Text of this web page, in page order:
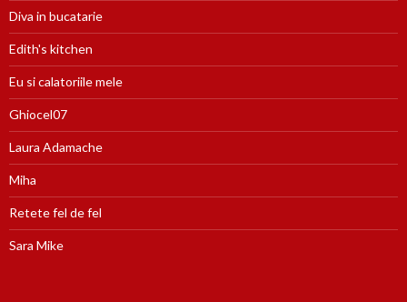
Diva in bucatarie
Edith's kitchen
Eu si calatoriile mele
Ghiocel07
Laura Adamache
Miha
Retete fel de fel
Sara Mike